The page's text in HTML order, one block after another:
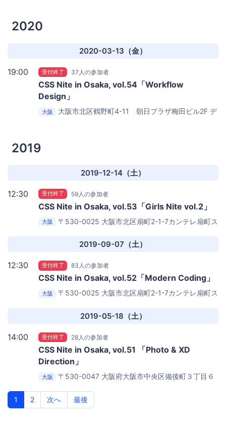
2020
2020-03-13（金）
19:00 受付終了 37人の参加者
CSS Nite in Osaka, vol.54「Workflow
Design」
大阪 大阪市北区鶴野町4-11 朝日プラザ梅田ビル2F デ
2019
2019-12-14（土）
12:30 受付終了 59人の参加者
CSS Nite in Osaka, vol.53「Girls Nite vol.2」
大阪
〒530-0025 大阪市北区扇町2-1-7カンテレ扇町ス
2019-09-07（土）
12:30 受付終了 83人の参加者
CSS Nite in Osaka, vol.52「Modern Coding」
大阪
〒530-0025 大阪市北区扇町2-1-7カンテレ扇町ス
2019-05-18（土）
14:00 受付終了 28人の参加者
CSS Nite in Osaka, vol.51 「Photo & XD
Direction」
大阪
〒530-0047 大阪府大阪市中央区備後町３丁目６
1
2 次へ 最後